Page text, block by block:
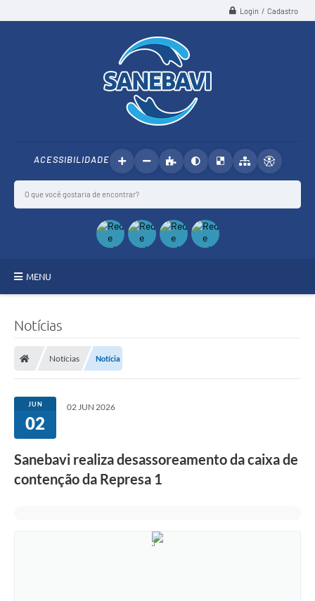
Login / Cadastro
ACESSIBILIDADE
MENU
ÁGUA
COMPRAS E LICITAÇÕES
CONTATOS
Notícias
Notícias Notícia
JUN
02
02 JUN 2026
Sanebavi realiza desassoreamento da caixa de
contenção da Represa 1